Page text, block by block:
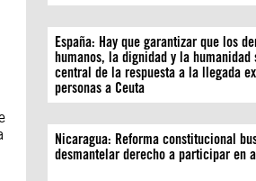
España: Hay que garantizar que los
humanos, la dignidad y la humanidad
central de la respuesta a la llegada
personas a Ceuta
Nicaragua: Reforma constitucional
desmantelar derecho a participar en